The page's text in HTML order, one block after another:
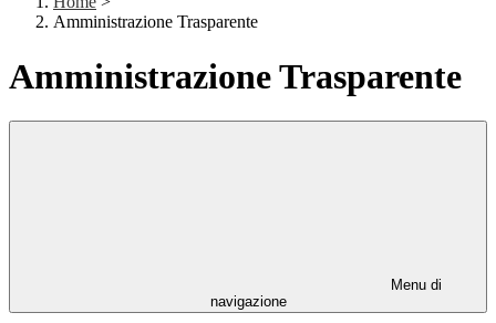
Amministrazione Trasparente
Amministrazione Trasparente
Menu di
navigazione